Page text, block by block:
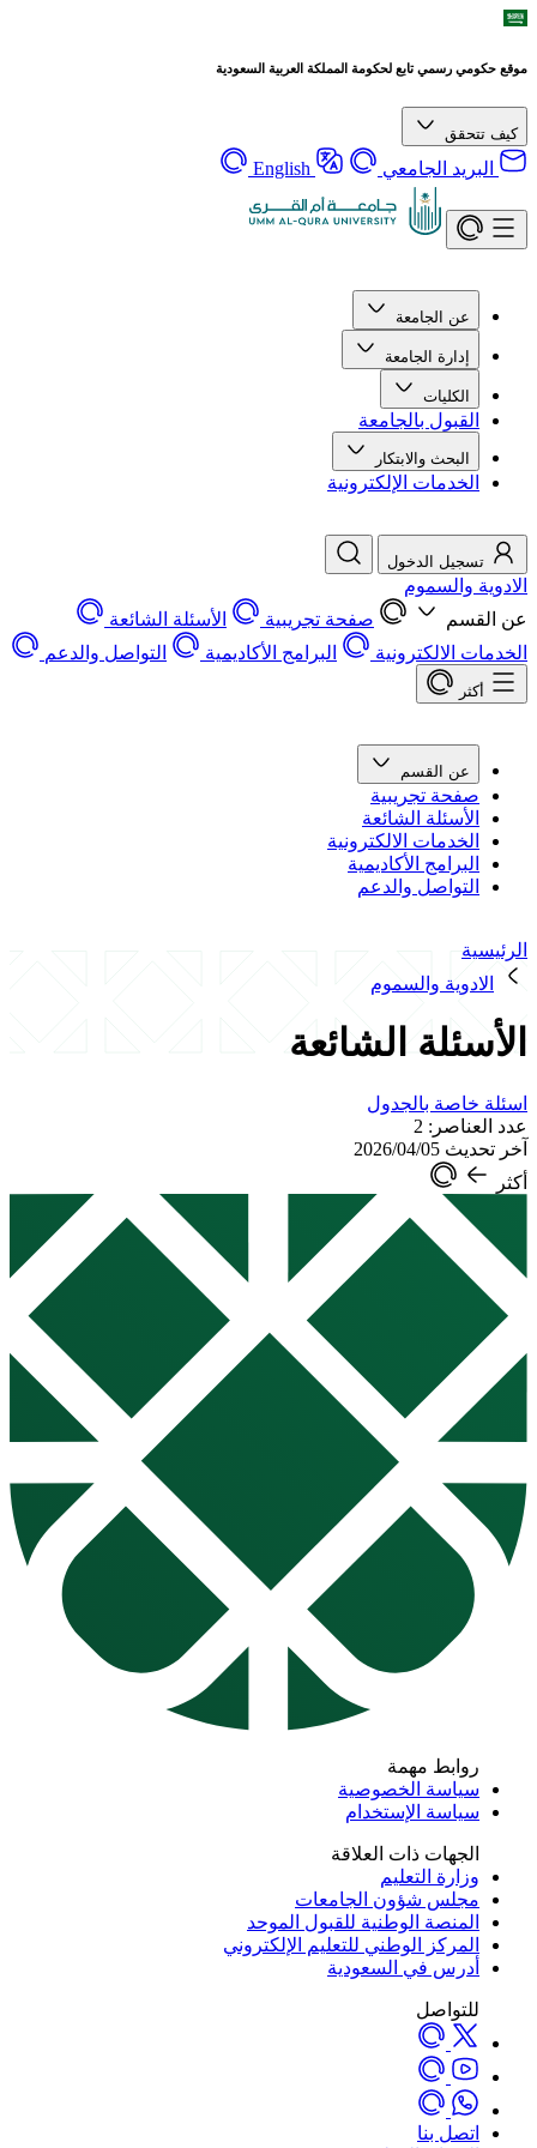
موقع حكومي رسمي تابع لحكومة المملكة العربية السعودية
كيف تتحقق
البريد الجامعي English
عن الجامعة
إدارة الجامعة
الكليات
القبول بالجامعة
البحث والابتكار
الخدمات الإلكترونية
تسجيل الدخول
الادوية والسموم
عن القسم
صفحة تجريبية
الأسئلة الشائعة
الخدمات الالكترونية
البرامج الأكاديمية التواصل والدعم
أكثر
عن القسم
صفحة تجريبية
الأسئلة الشائعة
الخدمات الالكترونية
البرامج الأكاديمية
التواصل والدعم
الرئيسية
الادوية والسموم
الأسئلة الشائعة
اسئلة خاصة بالجدول
عدد العناصر: 2
آخر تحديث 2026/04/05
أكثر
روابط مهمة
سياسة الخصوصية
سياسة الإستخدام
الجهات ذات العلاقة
وزارة التعليم
مجلس شؤون الجامعات
المنصة الوطنية للقبول الموحد
المركز الوطني للتعليم الإلكتروني
أدرس في السعودية
للتواصل
اتصل بنا